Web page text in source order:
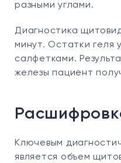
разными углами.
Диагностика
минут. Остатки геля
салфетками.
железы пациент
Ключевым
является объем